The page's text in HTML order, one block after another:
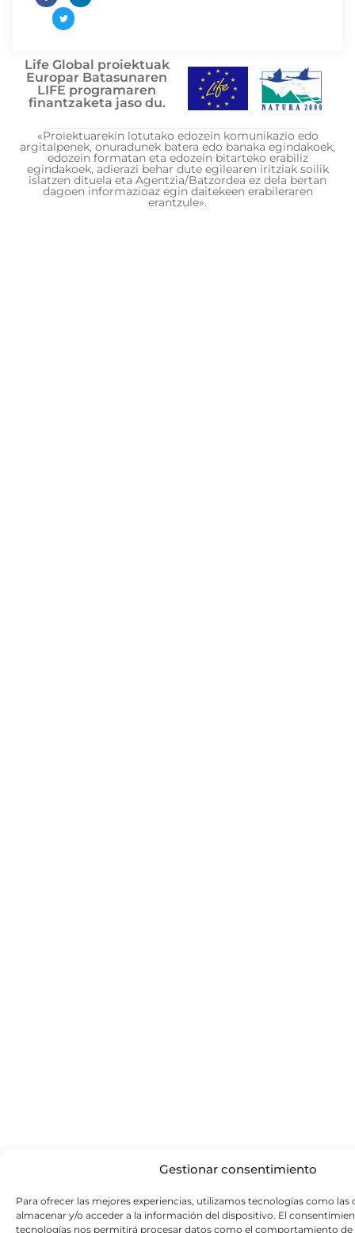
Gestionar consentimiento
Para ofrecer las mejores experiencias, utilizamos tecnologías como las
almacenar y/o acceder a la información del dispositivo. El
tecnologías nos permitirá procesar datos como el comportamiento de
Life Global proiektuak
Europar Batasunaren
LIFE programaren
finantzaketa jaso du.
«Proiektuarekin lotutako edozein komunikazio edo
argitalpenek, onuradunek batera edo banaka egindakoek,
edozein formatan eta edozein bitarteko erabiliz
egindakoek, adierazi behar dute egilearen iritziak soilik
islatzen dituela eta Agentzia/Batzordea ez dela bertan
dagoen informazioaz egin daitekeen erabileraren
erantzule».